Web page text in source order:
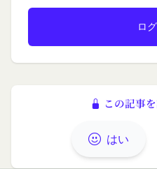
この記事
はい
当社は、本条第１項の通
おける掲示の方法によっ
社ウェブサイト上に掲示
イトにアクセスすること
完了したものとみなしま
第12条（取得情報の取り
の過程において、当社が